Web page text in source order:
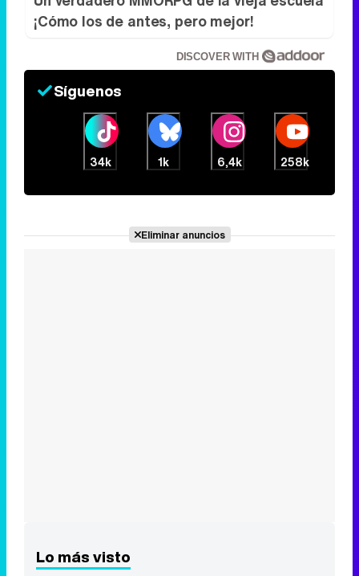
6,4k 258k
Eliminar anuncios
2
abandona La 1 tras más de 30 años